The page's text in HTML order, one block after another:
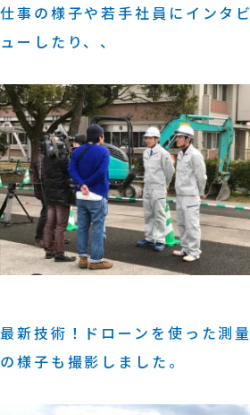
仕事の様子や若手社員にインタビ
ューしたり、、
最新技術！ドローンを使った測量
の様子も撮影しました。